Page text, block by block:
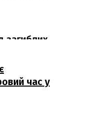
загиблих
час у